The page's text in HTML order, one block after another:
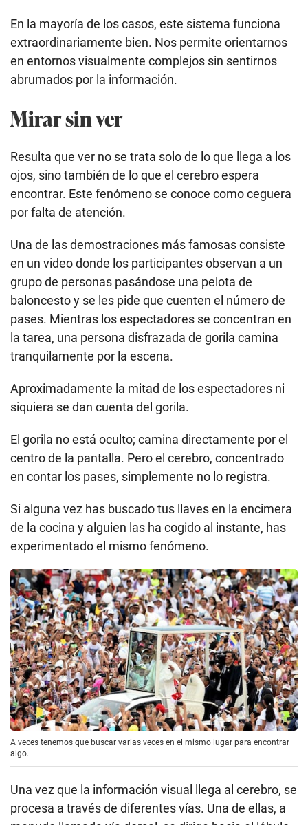
En la mayoría de los casos, este sistema funciona
extraordinariamente bien. Nos permite orientarnos
en entornos visualmente complejos sin sentirnos
abrumados por la información.
Mirar sin ver
Resulta que ver no se trata solo de lo que llega a los
ojos, sino también de lo que el cerebro espera
encontrar. Este fenómeno se conoce como ceguera
por falta de atención.
Una de las demostraciones más famosas consiste
en un video donde los participantes observan a un
grupo de personas pasándose una pelota de
baloncesto y se les pide que cuenten el número de
pases. Mientras los espectadores se concentran en
la tarea, una persona disfrazada de gorila camina
tranquilamente por la escena.
Aproximadamente la mitad de los espectadores ni
siquiera se dan cuenta del gorila.
El gorila no está oculto; camina directamente por el
centro de la pantalla. Pero el cerebro, concentrado
en contar los pases, simplemente no lo registra.
Si alguna vez has buscado tus llaves en la encimera
de la cocina y alguien las ha cogido al instante, has
experimentado el mismo fenómeno.
A veces tenemos que buscar varias veces en el mismo lugar para encontrar
algo.
Una vez que la información visual llega al cerebro, se
procesa a través de diferentes vías. Una de ellas, a